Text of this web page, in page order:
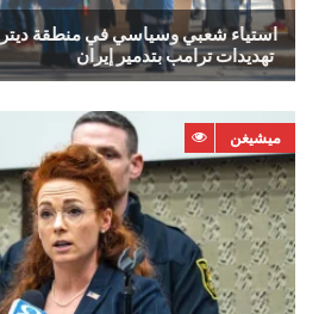
‬تهديدات‭ ‬ترامب‭ ‬بتدمير‭ ‬إيران‭ ‬
ميشيغن